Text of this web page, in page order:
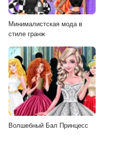
Минималистская мода в
стиле гранж
Волшебный Бал Принцесс